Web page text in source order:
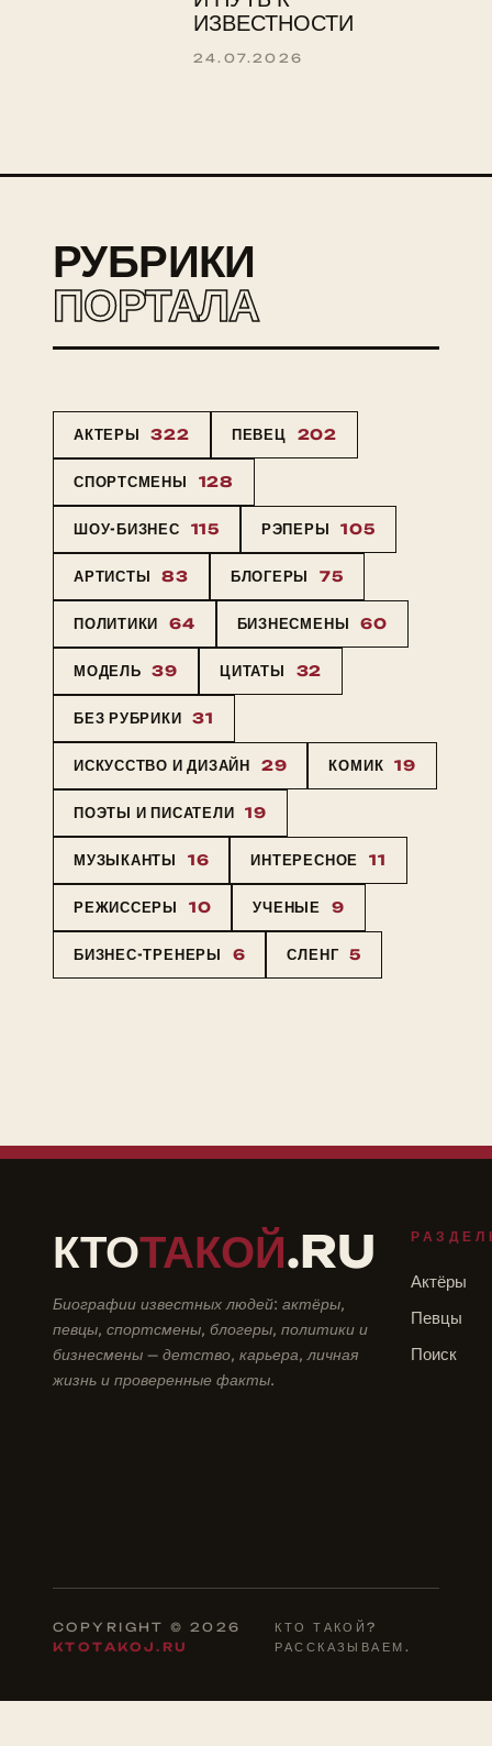
ИЗВЕСТНОСТИ
24.07.2026
РУБРИКИ
ПОРТАЛА
АКТЕРЫ 322 ПЕВЕЦ 202
СПОРТСМЕНЫ 128
ШОУ-БИЗНЕС 115 РЭПЕРЫ 105
АРТИСТЫ 83 БЛОГЕРЫ 75
ПОЛИТИКИ 64 БИЗНЕСМЕНЫ 60
МОДЕЛЬ 39 ЦИТАТЫ 32
БЕЗ РУБРИКИ 31
ИСКУССТВО И ДИЗАЙН 29 КОМИК 19
ПОЭТЫ И ПИСАТЕЛИ 19
МУЗЫКАНТЫ 16 ИНТЕРЕСНОЕ 11
РЕЖИССЕРЫ 10 УЧЕНЫЕ 9
БИЗНЕС-ТРЕНЕРЫ 6 СЛЕНГ 5
КТОТАКОЙ.RU
Биографии известных людей: актёры,
певцы, спортсмены, блогеры, политики и
бизнесмены — детство, карьера, личная
жизнь и проверенные факты.
Актёры
Певцы
Поиск
COPYRIGHT © 2026
KTOTAKOJ.RU
КТО ТАКОЙ?
РАССКАЗЫВАЕМ.